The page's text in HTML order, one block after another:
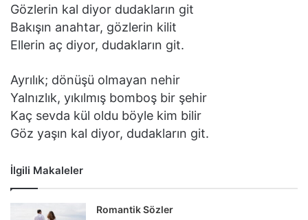
Gözlerin kal diyor dudakların git
Bakışın anahtar, gözlerin kilit
Ellerin aç diyor, dudakların git.
Ayrılık; dönüşü olmayan nehir
Yalnızlık, yıkılmış bomboş bir şehir
Kaç sevda kül oldu böyle kim bilir
Göz yaşın kal diyor, dudakların git.
İlgili Makaleler
Romantik Sözler